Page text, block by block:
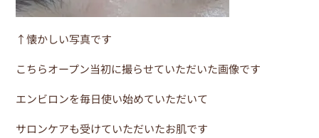
↑懐かしい写真です
こちらオープン当初に撮らせていただいた画像です
エンビロンを毎日使い始めていただいて
サロンケアも受けていただいたお肌です